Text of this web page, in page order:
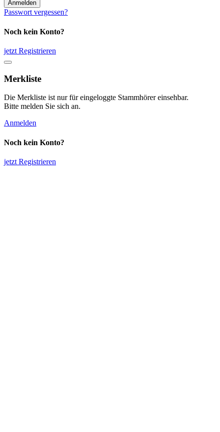
Anmelden
Passwort vergessen?
Noch kein Konto?
jetzt Registrieren
Merkliste
Die Merkliste ist nur für eingeloggte Stammhörer einsehbar.
Bitte melden Sie sich an.
Anmelden
Noch kein Konto?
jetzt Registrieren